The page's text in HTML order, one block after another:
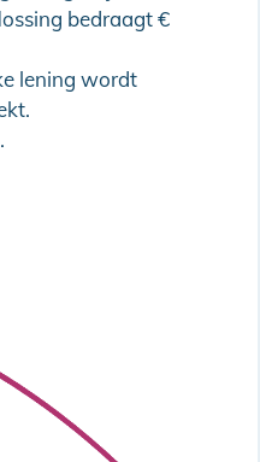
bedraagt €
lening wordt